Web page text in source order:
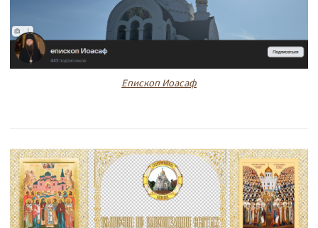
Епископ Иоасаф